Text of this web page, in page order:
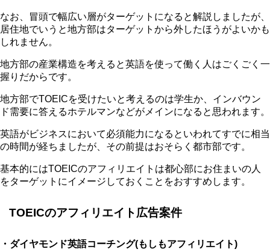
なお、冒頭で幅広い層がターゲットになると解説しましたが、
居住地でいうと地方部はターゲットから外したほうがよいかも
しれません。
地方部の産業構造を考えると英語を使って働く人はごくごく一
握りだからです。
地方部でTOEICを受けたいと考えるのは学生か、インバウン
ド需要に答えるホテルマンなどがメインになると思われます。
英語がビジネスにおいて必須能力になるといわれてすでに相当
の時間が経ちましたが、その前提はおそらく都市部です。
基本的にはTOEICのアフィリエイトは都心部にお住まいの人
をターゲットにイメージしておくことをおすすめします。
TOEICのアフィリエイト広告案件
・ダイヤモンド英語コーチング(もしもアフィリエイト)